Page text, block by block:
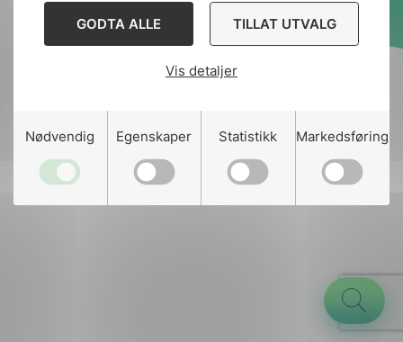
GODTA ALLE TILLAT UTVALG
Vis detaljer
Nødvendig Egenskaper Statistikk Markedsføring
Designed and developed